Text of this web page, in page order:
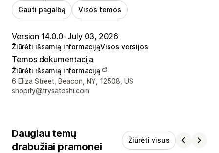
Gauti pagalbą Visos temos
Version 14.0.0•July 03, 2026
Žiūrėti išsamią informacijąVisos versijos
Temos dokumentacija
Žiūrėti išsamią informaciją
Kūrėjo kontaktiniai duomenys
6 Eliza Street, Beacon, NY, 12508, US
shopify@trysatoshi.com
Daugiau temų
drabužiai pramonei
Žiūrėti visus